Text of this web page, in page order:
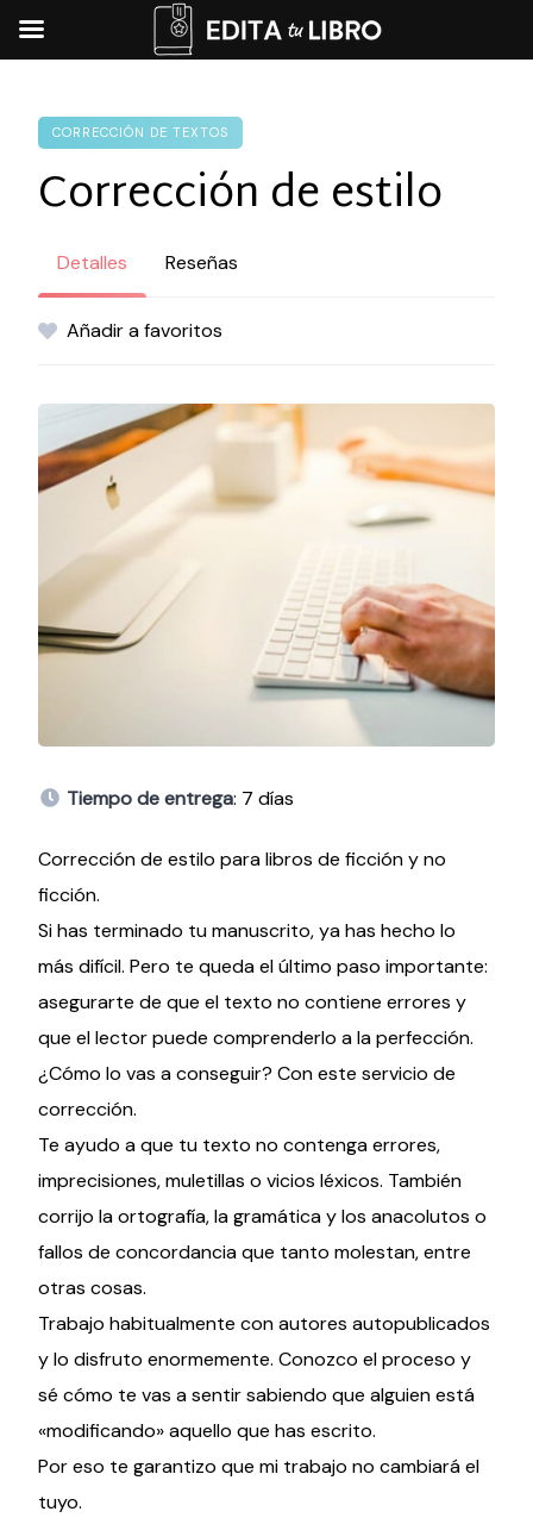
contentCORRECCIÓN DE TEXTOS
Corrección de estilo
Detalles Reseñas
Añadir a favoritos
Tiempo de entrega: 7 días
Corrección de estilo para libros de ficción y no
ficción.
Si has terminado tu manuscrito, ya has hecho lo
más difícil. Pero te queda el último paso importante:
asegurarte de que el texto no contiene errores y
que el lector puede comprenderlo a la perfección.
¿Cómo lo vas a conseguir? Con este servicio de
corrección.
Te ayudo a que tu texto no contenga errores,
imprecisiones, muletillas o vicios léxicos. También
corrijo la ortografía, la gramática y los anacolutos o
fallos de concordancia que tanto molestan, entre
otras cosas.
Trabajo habitualmente con autores autopublicados
y lo disfruto enormemente. Conozco el proceso y
sé cómo te vas a sentir sabiendo que alguien está
«modificando» aquello que has escrito.
Por eso te garantizo que mi trabajo no cambiará el
tuyo.